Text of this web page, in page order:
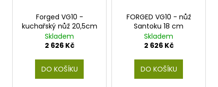
Forged VG10 -
kuchařský nůž 20,5cm
Skladem
2 626 Kč
DO KOŠÍKU
FORGED VG10 - nůž
Santoku 18 cm
Skladem
2 626 Kč
DO KOŠÍKU